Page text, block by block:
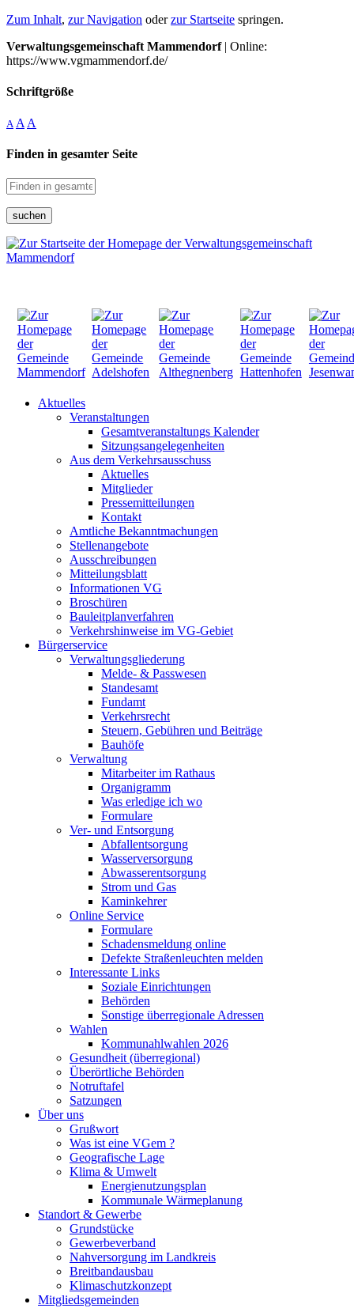
Zum Inhalt, zur Navigation oderzur Startseite springen.
Verwaltungsgemeinschaft Mammendorf| Online:
https://www.vgmammendorf.de/
Schriftgröße
A A A
Finden in gesamter Seite
suchen
Aktuelles
Veranstaltungen
Gesamtveranstaltungs Kalender
Sitzungsangelegenheiten
Aus dem Verkehrsausschuss
Aktuelles
Mitglieder
Pressemitteilungen
Kontakt
Amtliche Bekanntmachungen
Stellenangebote
Ausschreibungen
Mitteilungsblatt
Informationen VG
Broschüren
Bauleitplanverfahren
Verkehrshinweise im VG-Gebiet
Bürgerservice
Verwaltungsgliederung
Melde- & Passwesen
Standesamt
Fundamt
Verkehrsrecht
Steuern, Gebühren und Beiträge
Bauhöfe
Verwaltung
Mitarbeiter im Rathaus
Organigramm
Was erledige ich wo
Formulare
Ver- und Entsorgung
Abfallentsorgung
Wasserversorgung
Abwasserentsorgung
Strom und Gas
Kaminkehrer
Online Service
Formulare
Schadensmeldung online
Defekte Straßenleuchten melden
Interessante Links
Soziale Einrichtungen
Behörden
Sonstige überregionale Adressen
Wahlen
Kommunahlwahlen 2026
Gesundheit (überregional)
Überörtliche Behörden
Notruftafel
Satzungen
Über uns
Grußwort
Was ist eine VGem ?
Geografische Lage
Klima & Umwelt
Energienutzungsplan
Kommunale Wärmeplanung
Standort & Gewerbe
Grundstücke
Gewerbeverband
Nahversorgung im Landkreis
Breitbandausbau
Klimaschutzkonzept
Mitgliedsgemeinden